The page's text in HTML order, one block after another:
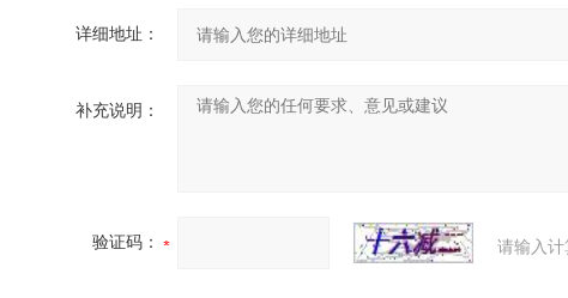
详细地址：
补充说明：
验证码： 请输入